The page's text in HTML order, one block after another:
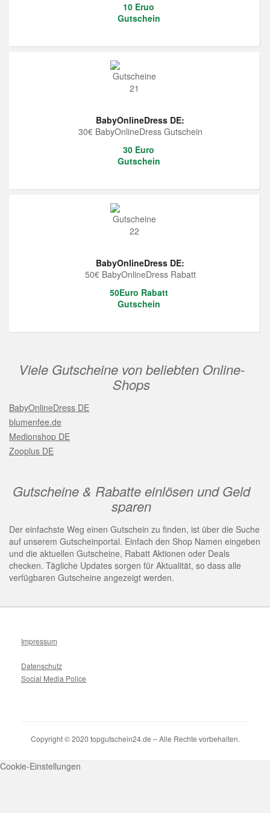
10 Eruo
Gutschein
BabyOnlineDress DE:
30€ BabyOnlineDress Gutschein
30 Euro
Gutschein
BabyOnlineDress DE:
50€ BabyOnlineDress Rabatt
50Euro Rabatt
Gutschein
Viele Gutscheine von beliebten Online-
Shops
BabyOnlineDress DE
blumenfee.de
Medionshop DE
Zooplus DE
Gutscheine & Rabatte einlösen und Geld
sparen
Der einfachste Weg einen Gutschein zu finden, ist über die Suche
auf unserem Gutscheinportal. Einfach den Shop Namen eingeben
und die aktuellen Gutscheine, Rabatt Aktionen oder Deals
checken. Tägliche Updates sorgen für Aktualität, so dass alle
verfügbaren Gutscheine angezeigt werden.
Impressum
Datenschutz
Social Media Police
Copyright © 2020 topgutschein24.de – Alle Rechte vorbehalten.
Cookie-Einstellungen